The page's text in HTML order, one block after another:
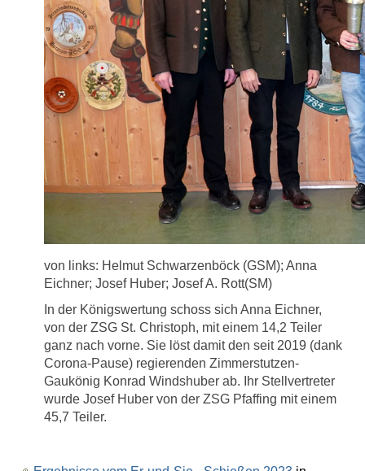
von links: Helmut Schwarzenböck (GSM); Anna
Eichner; Josef Huber; Josef A. Rott(SM)
In der Königswertung schoss sich Anna Eichner,
von der ZSG St. Christoph, mit einem 14,2 Teiler
ganz nach vorne. Sie löst damit den seit 2019 (dank
Corona-Pause) regierenden Zimmerstutzen-
Gaukönig Konrad Windshuber ab. Ihr Stellvertreter
wurde Josef Huber von der ZSG Pfaffing mit einem
45,7 Teiler.